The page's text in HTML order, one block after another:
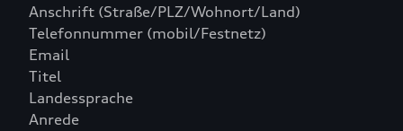
Anschrift (Straße/PLZ/Wohnort/Land)
Telefonnummer (mobil/Festnetz)
Email
Titel
Landessprache
Anrede